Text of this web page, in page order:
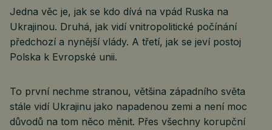
Jedna věc je, jak se kdo dívá na vpád Ruska na
Ukrajinou. Druhá, jak vidí vnitropolitické počínání
předchozí a nynější vlády. A třetí, jak se jeví postoj
Polska k Evropské unii.
To první nechme stranou, většina západního světa
stále vidí Ukrajinu jako napadenou zemi a není moc
důvodů na tom něco měnit. Přes všechny korupční